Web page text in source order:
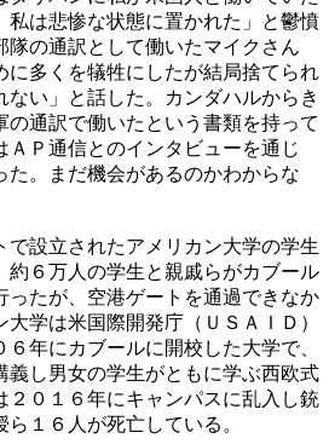
私は悲惨な状態に置かれた」と鬱憤
隊の通訳として働いたマイクさん
に多くを犠牲にしたが結局捨てられ
ない」と話した。カンダハルからき
の通訳で働いたという書類を持って
ＡＰ通信とのインタビューを通じ
た。まだ機会があるのかわからな
で設立されたアメリカン大学の学生
約６万人の学生と親戚らがカブール
ったが、空港ゲートを通過できなか
学は米国際開発庁（ＵＳＡＩＤ）
年にカブールに開校した大学で、
義し男女の学生がともに学ぶ西欧式
２０１６年にキャンパスに乱入し銃
１６人が死亡している。